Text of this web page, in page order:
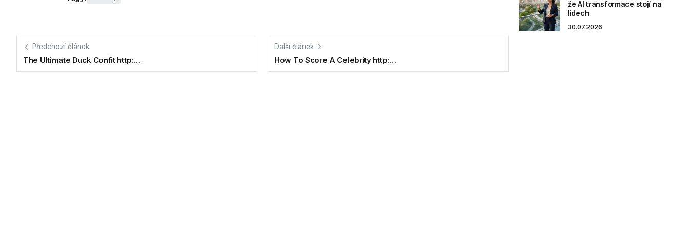
Předchozí článek
The Ultimate Duck Confit http:…
Další článek
How To Score A Celebrity http:…
že AI transformace stojí na
lidech
30.07.2026